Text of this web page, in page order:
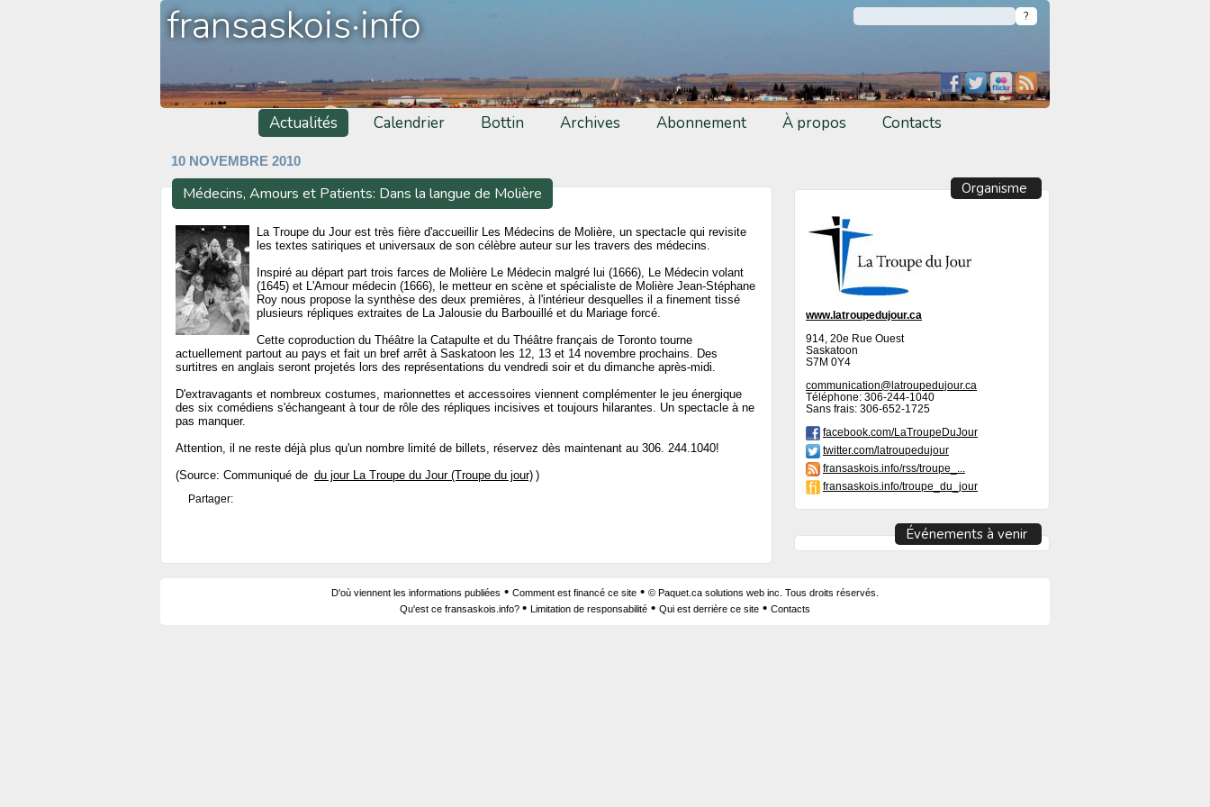
fransaskois·info
Actualités Calendrier Bottin Archives Abonnement À propos Contacts
10 NOVEMBRE 2010
Médecins, Amours et Patients: Dans la langue de Molière
La Troupe du Jour est très fière d'accueillir Les Médecins de Molière, un spectacle qui revisite
les textes satiriques et universaux de son célèbre auteur sur les travers des médecins.
Inspiré au départ part trois farces de Molière Le Médecin malgré lui (1666), Le Médecin volant
(1645) et L'Amour médecin (1666), le metteur en scène et spécialiste de Molière Jean-Stéphane
Roy nous propose la synthèse des deux premières, à l'intérieur desquelles il a finement tissé
plusieurs répliques extraites de La Jalousie du Barbouillé et du Mariage forcé.
Cette coproduction du Théâtre la Catapulte et du Théâtre français de Toronto tourne
actuellement partout au pays et fait un bref arrêt à Saskatoon les 12, 13 et 14 novembre prochains. Des
surtitres en anglais seront projetés lors des représentations du vendredi soir et du dimanche après-midi.
D'extravagants et nombreux costumes, marionnettes et accessoires viennent complémenter le jeu énergique
des six comédiens s'échangeant à tour de rôle des répliques incisives et toujours hilarantes. Un spectacle à ne
pas manquer.
Attention, il ne reste déjà plus qu'un nombre limité de billets, réservez dès maintenant au 306. 244.1040!
(Source: Communiqué de du jour La Troupe du Jour (Troupe du jour) )
Partager:
Organisme
www.latroupedujour.ca
914, 20e Rue Ouest
Saskatoon
S7M 0Y4
communication@latroupedujour.ca
Téléphone: 306-244-1040
Sans frais: 306-652-1725
facebook.com/LaTroupeDuJour
twitter.com/latroupedujour
fransaskois.info/rss/troupe_...
fransaskois.info/troupe_du_jour
Événements à venir
D'où viennent les informations publiées • Comment est financé ce site • © Paquet.ca solutions web inc. Tous droits réservés.
Qu'est ce fransaskois.info? • Limitation de responsabilité • Qui est derrière ce site • Contacts